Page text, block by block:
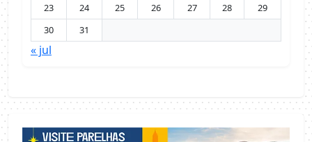
23
24 25 26 27 28
29
30
31
« jul